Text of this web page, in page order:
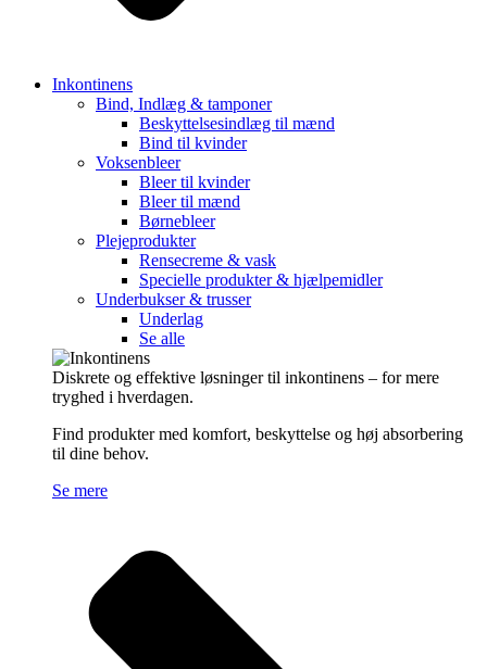
Inkontinens
Bind, Indlæg & tamponer
Beskyttelsesindlæg til mænd
Bind til kvinder
Voksenbleer
Bleer til kvinder
Bleer til mænd
Børnebleer
Plejeprodukter
Rensecreme & vask
Specielle produkter & hjælpemidler
Underbukser & trusser
Underlag
Se alle
Diskrete og effektive løsninger til inkontinens – for mere
tryghed i hverdagen.
Find produkter med komfort, beskyttelse og høj absorbering
til dine behov.
Se mere